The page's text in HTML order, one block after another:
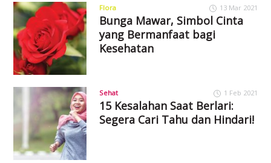
Flora 13 Mar 2021
Bunga Mawar, Simbol Cinta
yang Bermanfaat bagi
Kesehatan
Sehat 1 Feb 2021
15 Kesalahan Saat Berlari:
Segera Cari Tahu dan Hindari!